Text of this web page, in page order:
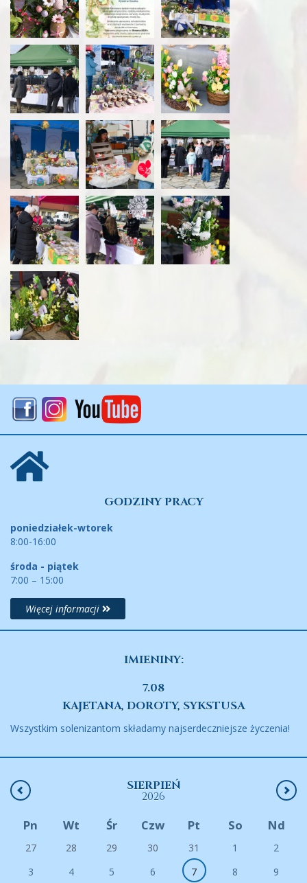
GODZINY PRACY
poniedziałek-wtorek
8:00-16:00
środa - piątek
7:00 – 15:00
Więcej informacji
IMIENINY:
7.08
KAJETANA, DOROTY, SYKSTUSA
Wszystkim solenizantom składamy najserdeczniejsze życzenia!
SIERPIEŃ
2026
Pn Wt Śr Czw Pt So Nd
27 28 29 30 31 1
2
3
4 5 6 7 8
9